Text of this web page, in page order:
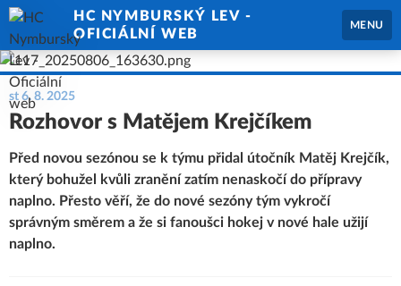
HC NYMBURSKÝ LEV -
OFICIÁLNÍ WEB
MENU
st 6. 8. 2025
Rozhovor s Matějem Krejčíkem
Před novou sezónou se k týmu přidal útočník Matěj Krejčík,
který bohužel kvůli zranění zatím nenaskočí do přípravy
naplno. Přesto věří, že do nové sezóny tým vykročí
správným směrem a že si fanoušci hokej v nové hale užijí
naplno.